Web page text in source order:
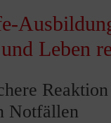
Leben
Notfällen